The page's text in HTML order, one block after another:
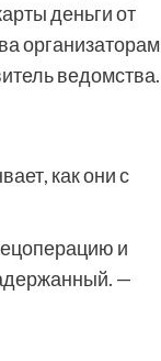
деньги от
организаторам
ведомства.
как они с
и
—